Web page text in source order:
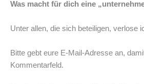
Was macht für dich eine
Unter allen, die sich beteiligen, verlose
Bitte gebt eure E-Mail-Adresse an,
Kommentarfeld.